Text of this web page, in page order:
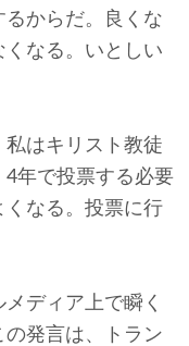
るからだ。良くな
くなる。いとしい
はキリスト教徒
4年で投票する必要
くなる。投票に行
ディア上で瞬く
の発言は、トラン